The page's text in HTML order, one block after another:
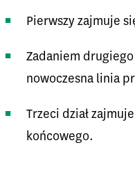
Pierwszy zajmuje
Zadaniem
nowoczesna linia
Trzeci dział
końcowego.